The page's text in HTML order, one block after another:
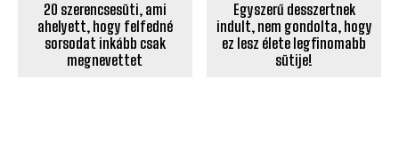
20 szerencsesüti, ami
ahelyett, hogy felfedné
sorsodat inkább csak
megnevettet
Egyszerű desszertnek
indult, nem gondolta, hogy
ez lesz élete legfinomabb
sütije!